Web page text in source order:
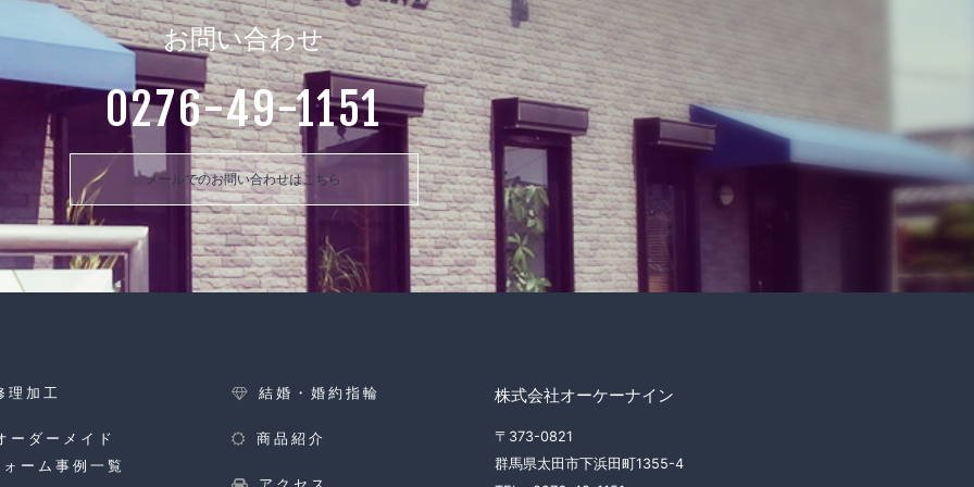
お問い合わせ
0276-49-1151
メールでのお問い合わせはこちら
理加工
ーダーメイド
ーム事例一覧
結婚・婚約指輪
商品紹介
株式会社オーケーナイン
〒373-0821
群馬県太田市下浜田町1355-4